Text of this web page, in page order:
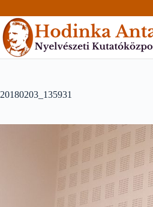
to
content
20180203_135931